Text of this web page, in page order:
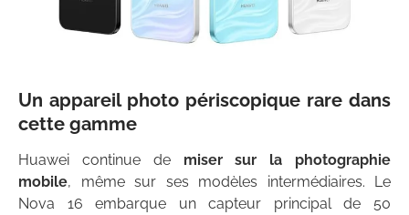
Un appareil photo périscopique rare dans
cette gamme
Huawei continue de miser sur la photographie
mobile, même sur ses modèles intermédiaires. Le
Nova 16 embarque un capteur principal de 50